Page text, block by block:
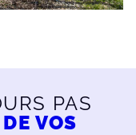
PAS
VOS